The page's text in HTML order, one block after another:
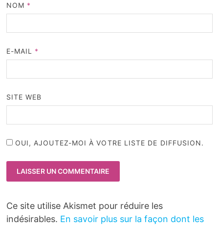
NOM *
E-MAIL *
SITE WEB
OUI, AJOUTEZ-MOI À VOTRE LISTE DE DIFFUSION.
Ce site utilise Akismet pour réduire les
indésirables. En savoir plus sur la façon dont les